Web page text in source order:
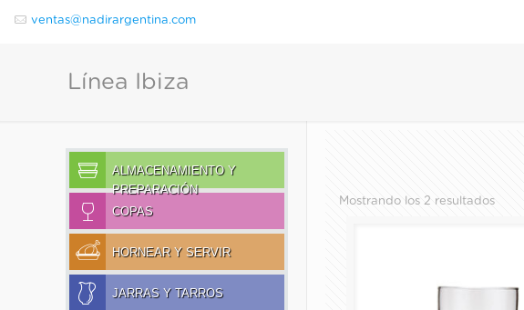
ventas@nadirargentina.com
Línea Ibiza
ALMACENAMIENTO Y
HORNEAR Y SERVIR
Mostrando los 2 resultados
ALMACENAMIENTO Y
PREPARACIÓN
COPAS
HORNEAR Y SERVIR
JARRAS Y TARROS